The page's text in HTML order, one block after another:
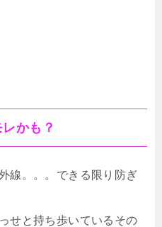
かも？
線。。。できる限り防ぎ
せと持ち歩いているその